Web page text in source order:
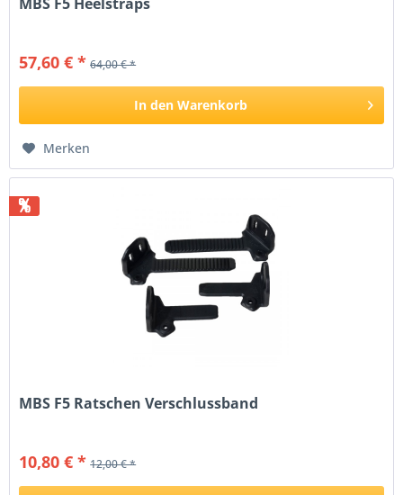
MBS F5 Heelstraps
57,60 € * 64,00 € *
In den Warenkorb
Merken
%
MBS F5 Ratschen Verschlussband
10,80 € * 12,00 € *